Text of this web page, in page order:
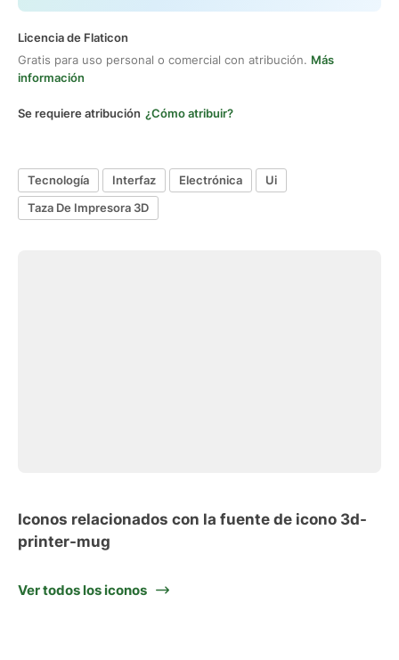
Licencia de Flaticon
Gratis para uso personal o comercial con atribución. Más
información
Se requiere atribución ¿Cómo atribuir?
Tecnología Interfaz Electrónica
Ui
Taza De Impresora 3D
Iconos relacionados con la fuente de icono 3d-
printer-mug
Ver todos los iconos